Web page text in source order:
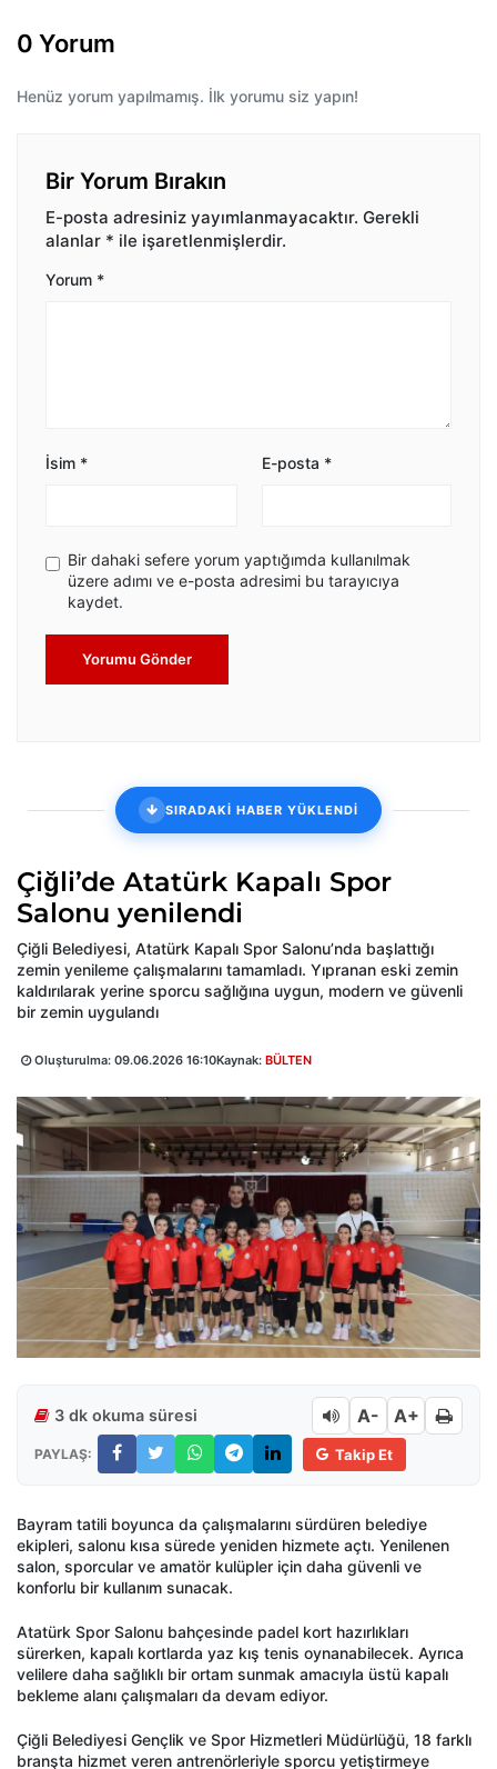
0 Yorum
Henüz yorum yapılmamış. İlk yorumu siz yapın!
Bir Yorum Bırakın
E-posta adresiniz yayımlanmayacaktır. Gerekli
alanlar * ile işaretlenmişlerdir.
Yorum *
İsim * E-posta *
Bir dahaki sefere yorum yaptığımda kullanılmak
üzere adımı ve e-posta adresimi bu tarayıcıya
kaydet.
Yorumu Gönder
SIRADAKİ HABER YÜKLENDİ
Çiğli’de Atatürk Kapalı Spor
Salonu yenilendi
Çiğli Belediyesi, Atatürk Kapalı Spor Salonu’nda başlattığı
zemin yenileme çalışmalarını tamamladı. Yıpranan eski zemin
kaldırılarak yerine sporcu sağlığına uygun, modern ve güvenli
bir zemin uygulandı
Oluşturulma: 09.06.2026 16:10Kaynak: BÜLTEN
3 dk okuma süresi A- A+
PAYLAŞ: Takip Et
Bayram tatili boyunca da çalışmalarını sürdüren belediye
ekipleri, salonu kısa sürede yeniden hizmete açtı. Yenilenen
salon, sporcular ve amatör kulüpler için daha güvenli ve
konforlu bir kullanım sunacak.
Atatürk Spor Salonu bahçesinde padel kort hazırlıkları
sürerken, kapalı kortlarda yaz kış tenis oynanabilecek. Ayrıca
velilere daha sağlıklı bir ortam sunmak amacıyla üstü kapalı
bekleme alanı çalışmaları da devam ediyor.
Çiğli Belediyesi Gençlik ve Spor Hizmetleri Müdürlüğü, 18 farklı
branşta hizmet veren antrenörleriyle sporcu yetiştirmeye